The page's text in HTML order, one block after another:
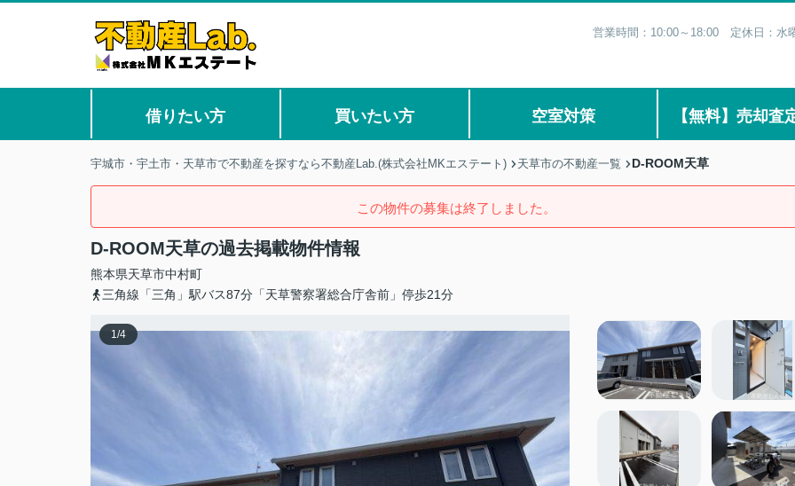
営業時間：10:00～18:00 定休日：水
借りたい方 買いたい方 空室対策 【無料】売却査
宇城市・宇土市・天草市で不動産を探すなら不動産Lab.(株式会社MKエステート) 天草市の不動産一覧 D-ROOM天草
この物件の募集は終了しました。
D-ROOM天草の過去掲載物件情報
熊本県天草市中村町
三角線「三角」駅バス87分「天草警察署総合庁舎前」停歩21分
1/4